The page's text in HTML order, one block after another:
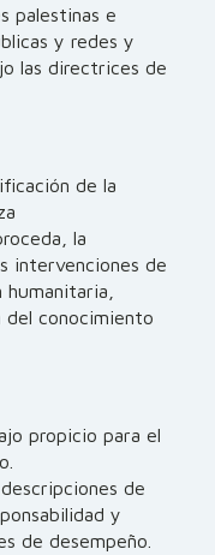
palestinas e
y redes y
las directrices de
de la
la
intervenciones de
del conocimiento
propicio para el
de
y
de desempeño.